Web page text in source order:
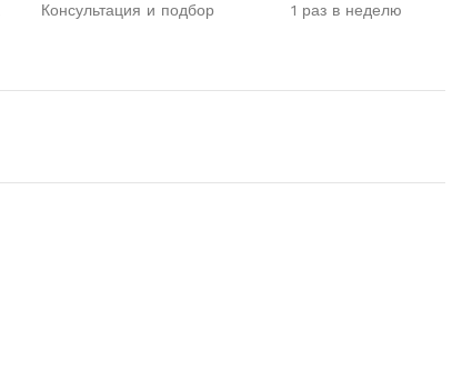
Консультация и подбор 1 раз в неделю